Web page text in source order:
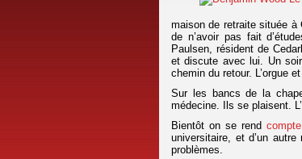
maison de retraite située à
de n’avoir pas fait
Paulsen, résident de
et discute avec lui. Un
chemin du retour. L’orgue
Sur les bancs de la
médecine. Ils se plaisent.
Bientôt on se rend compte
universitaire, et d’un
problèmes.